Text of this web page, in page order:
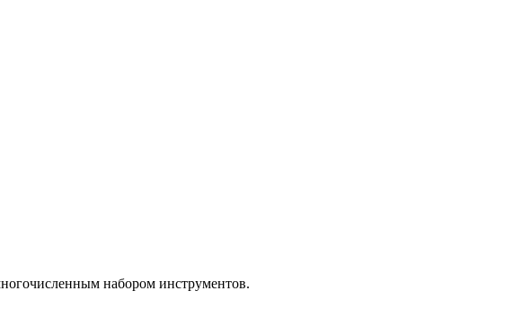
набором инструментов.